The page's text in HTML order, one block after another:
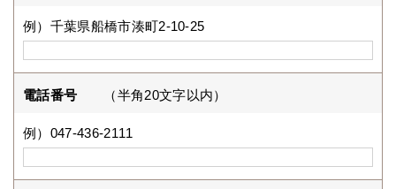
例）千葉県船橋市湊町2-10-25
電話番号 （半角20文字以内）
例）047-436-2111